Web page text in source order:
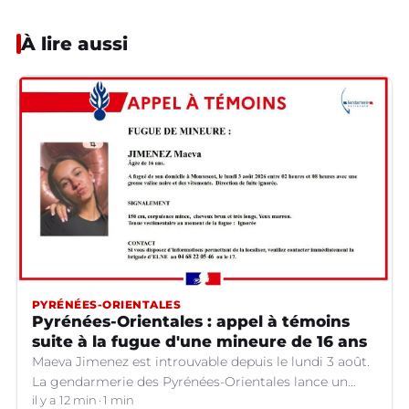
À lire aussi
PYRÉNÉES-ORIENTALES
Pyrénées-Orientales : appel à témoins
suite à la fugue d'une mineure de 16 ans
Maeva Jimenez est introuvable depuis le lundi 3 août.
La gendarmerie des Pyrénées-Orientales lance un
appel à témoins.
il y a 12 min 1 min